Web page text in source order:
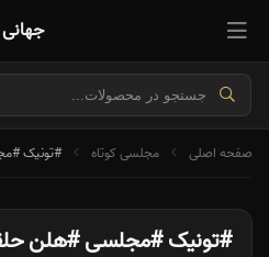
جهانی
صفحه اصلی مجلسی کوتاه #تونیک
#تونیک #مجلسی #هلن